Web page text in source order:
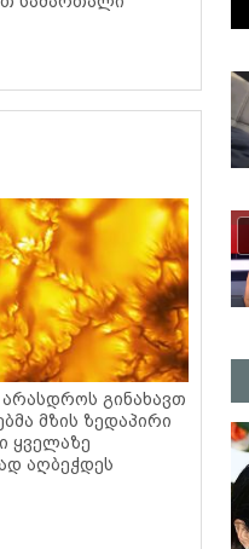
არასდროს გინახავთ
მზის ზედაპირი
ყველაზე
აღბეჭდეს